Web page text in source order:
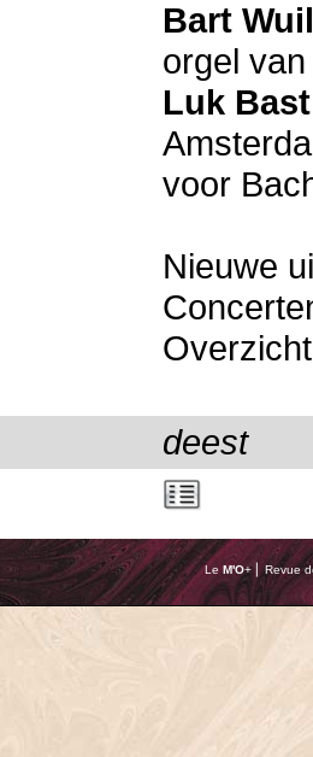
Bart
orgel
Luk
voor
Nieuwe
deest
Le M'O+ ⎢ Revue